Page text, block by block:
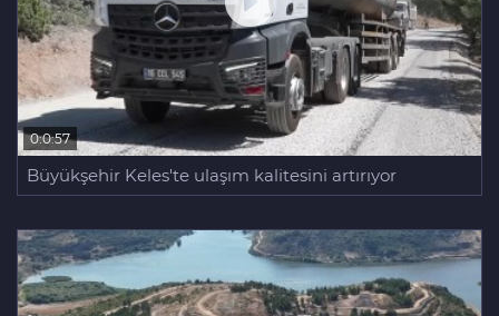
0:0:57
Büyükşehir Keles'te ulaşım kalitesini artırıyor